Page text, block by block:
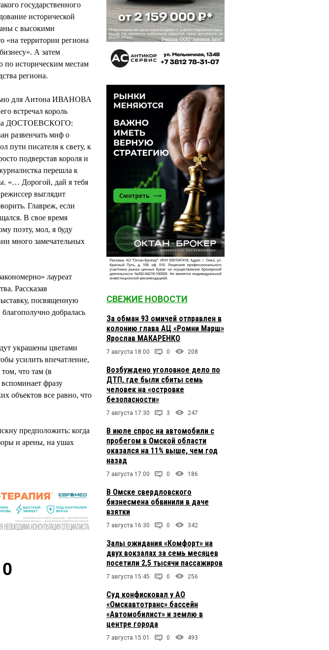
государственного
исторической
с высокими
«на территории региона
А затем
историческим местам
региона.
для Антона ИВАНОВА
встречал король
ДОСТОЕВСКОГО:
развенчать миф о
пути писателя к свету, к
подверстав короля и
перешла к
«… Дорогой, дай я тебя
выглядит
Главреж, если
В свое время
поэту, мол, я буду
много замечательных
лауреат
Рассказав
посвященную
добралась
украшены цветами
усилить впечатление,
что там (в
фразу
объектов все равно, что
предположить: когда
и арены, на ушах
0
СВЕЖИЕ НОВОСТИ
За обман 93 омичей отправлен в
колонию глава АЦ «Ромни Марш»
Ярослав МАКАРЕНКО
7 августа 18:00 0 208
Возбуждено уголовное дело по
ДТП, где были сбиты семь
человек на «островке
безопасности»
7 августа 17:30 3 247
В июле спрос на автомобили с
пробегом в Омской области
оказался на 11% выше, чем год
назад
7 августа 17:00 0 186
В Омске свердловского
бизнесмена обвинили в даче
взятки
7 августа 16:30 0 342
Залы ожидания «Комфорт» на
двух вокзалах за семь месяцев
посетили 2,5 тысячи пассажиров
7 августа 15:45 0 256
Суд конфисковал у АО
«Омскавтотранс» бассейн
«Автомобилист» и землю в
центре города
7 августа 15:01 0 493